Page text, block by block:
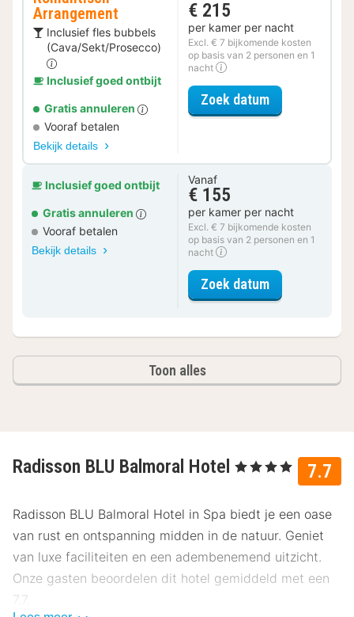
Arrangement
Inclusief fles bubbels
(Cava/Sekt/Prosecco)
Inclusief goed ontbijt
Gratis annuleren
Vooraf betalen
Bekijk details
€ 215
per kamer per nacht
Excl. € 7 bijkomende kosten
op basis van 2 personen en 1
nacht
Zoek datumvoor
Inclusief goed ontbijt
Gratis annuleren
Vooraf betalen
Bekijk details
Vanaf
€ 155
per kamer per nacht
Excl. € 7 bijkomende kosten
op basis van 2 personen en 1
nacht
Zoek datumvoor Superior
Toon alles
7.7
Radisson BLU Balmoral Hotel , 4 Sterren
Radisson BLU Balmoral Hotel in Spa biedt je een oase
van rust en ontspanning midden in de natuur. Geniet
van luxe faciliteiten en een adembenemend uitzicht.
Onze gasten beoordelen dit hotel gemiddeld met een
7.7.